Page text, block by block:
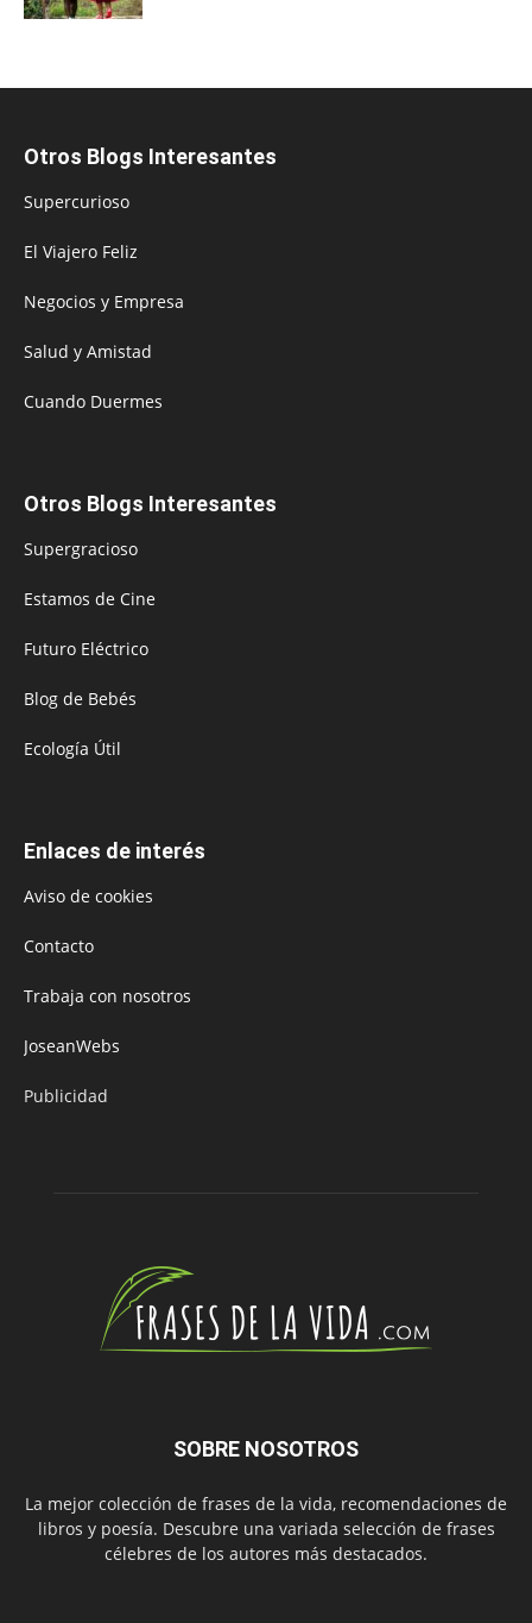
Otros Blogs Interesantes
Supercurioso
El Viajero Feliz
Negocios y Empresa
Salud y Amistad
Cuando Duermes
Otros Blogs Interesantes
Supergracioso
Estamos de Cine
Futuro Eléctrico
Blog de Bebés
Ecología Útil
Enlaces de interés
Aviso de cookies
Contacto
Trabaja con nosotros
JoseanWebs
Publicidad
SOBRE NOSOTROS
La mejor colección de frases de la vida, recomendaciones de
libros y poesía. Descubre una variada selección de frases
célebres de los autores más destacados.